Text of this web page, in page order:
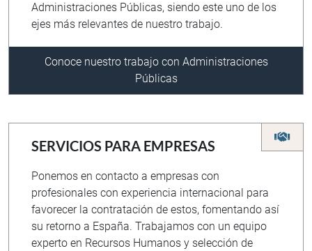
Administraciones Públicas, siendo este uno de los
ejes más relevantes de nuestro trabajo.
Conoce nuestro trabajo con Administraciones
Públicas
SERVICIOS PARA EMPRESAS
Ponemos en contacto a empresas con
profesionales con experiencia internacional para
favorecer la contratación de estos, fomentando así
su retorno a España. Trabajamos con un equipo
experto en Recursos Humanos y selección de